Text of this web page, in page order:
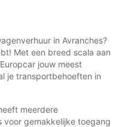
in Avranches?
Met een breed scala aan
jouw meest
je transportbehoeften in
meerdere
voor gemakkelijke toegang